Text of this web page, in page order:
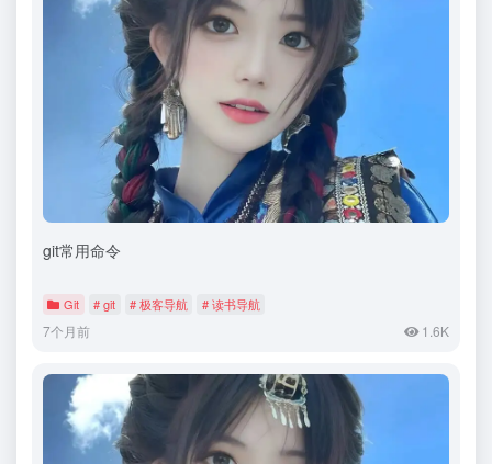
git常用命令
Git # git # 极客导航 # 读书导航
7个月前 1.6K